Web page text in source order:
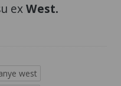
exWest.
west